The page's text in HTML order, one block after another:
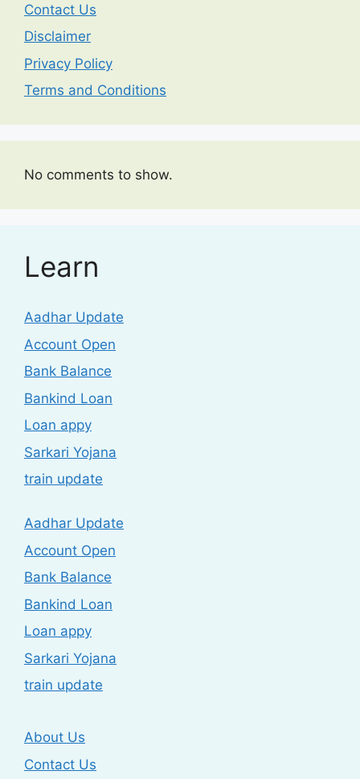
Contact Us
Disclaimer
Privacy Policy
Terms and Conditions
No comments to show.
Learn
Aadhar Update
Account Open
Bank Balance
Bankind Loan
Loan appy
Sarkari Yojana
train update
Aadhar Update
Account Open
Bank Balance
Bankind Loan
Loan appy
Sarkari Yojana
train update
About Us
Contact Us